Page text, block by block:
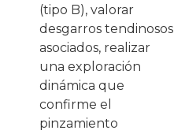
(tipo B), valorar
desgarros tendinosos
asociados, realizar
una exploración
dinámica que
confirme el
pinzamiento